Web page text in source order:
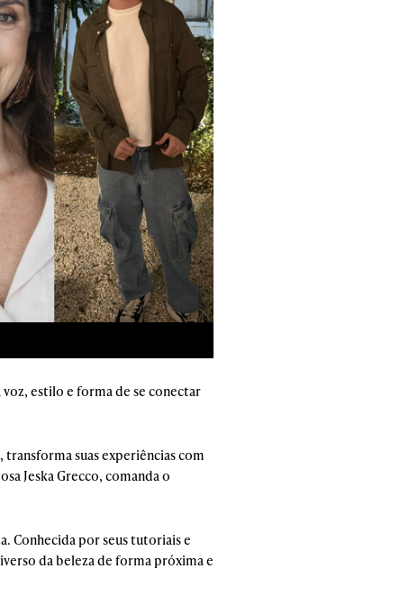
estilo e forma de se conectar
suas experiências com
Jeska Grecco, comanda o
Conhecida por seus tutoriais e
da beleza de forma próxima e